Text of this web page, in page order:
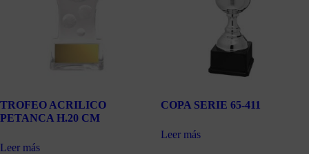
TROFEO ACRILICO
PETANCA H.20 CM
Leer más
COPA SERIE 65-411
Leer más